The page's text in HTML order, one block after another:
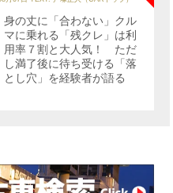
身の丈に「合わない」クル
マに乗れる「残クレ」は利
用率７割と大人気！ ただ
し満了後に待ち受ける「落
とし穴」を経験者が語る